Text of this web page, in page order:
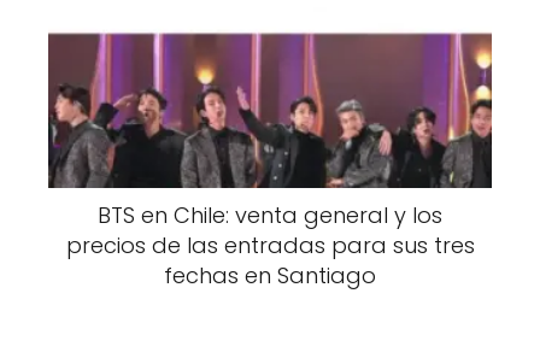
BTS en Chile: venta general y los
precios de las entradas para sus tres
fechas en Santiago